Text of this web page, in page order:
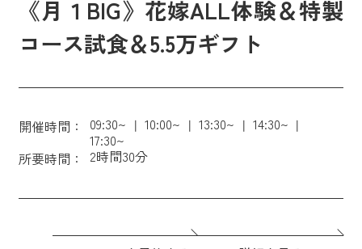
《月１BIG》花嫁ALL体験＆特製
コース試食＆5.5万ギフト
開催時間： 09:30~ 10:00~ 13:30~
14:30~
17:30~
所要時間：
2時間30分